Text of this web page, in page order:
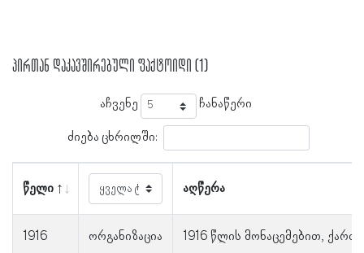
პირთან დაკავშირებული ფაქტოიდი (1)
აჩვენე ჩანაწერი
ძიება ცხრილში:
წელი აღწერა
1916 ორგანიზაცია
1916 წლის მონაცემებით,